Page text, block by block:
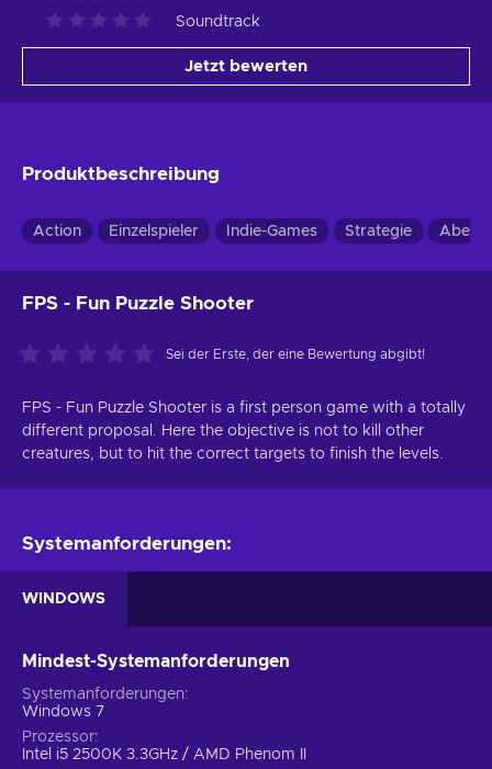
Soundtrack
Jetzt bewerten
Produktbeschreibung
Action Einzelspieler Indie-Games Strategie
FPS - Fun Puzzle Shooter
Sei der Erste, der eine Bewertung abgibt!
FPS - Fun Puzzle Shooter is a first person game with a totally
different proposal. Here the objective is not to kill other
creatures, but to hit the correct targets to finish the levels.
Systemanforderungen:
WINDOWS
Mindest-Systemanforderungen
Systemanforderungen
Windows 7
Prozessor
Intel i5 2500K 3.3GHz / AMD Phenom II